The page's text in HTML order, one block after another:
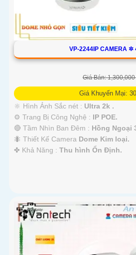
VP-2244IP CAMERA ✲
Giá Bán: 1,300,000
Giá Khuyến Mại:
🔆 Hình Ảnh Sắc nét : Ultra 2k .
⚙ Trang Bị Công Nghệ : IP POE.
🔴 Tầm Nhìn Ban Đêm : Hồng Ngoại
🐜 Thiết Kế Camera Dome Kim loại.
️✤ Khả Năng : Thu hình Ổn Định.